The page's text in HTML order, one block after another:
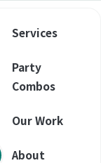
Services
Party
Combos
Our Work
About